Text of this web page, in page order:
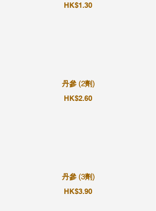
HK$1.30
丹參 (2劑)
HK$2.60
丹參 (3劑)
HK$3.90